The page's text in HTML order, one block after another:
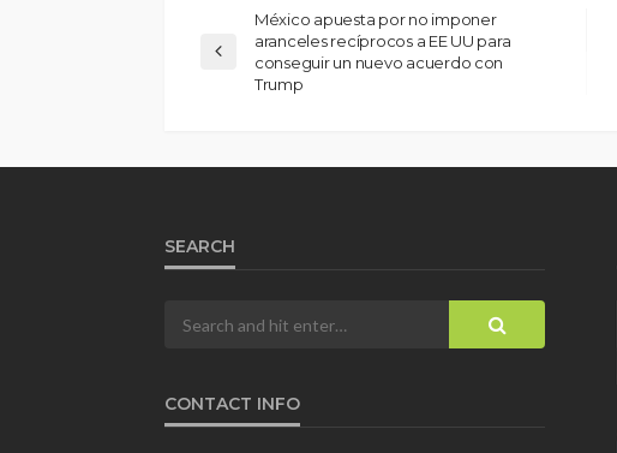
México apuesta por no imponer
aranceles recíprocos a EE UU para
conseguir un nuevo acuerdo con
Trump
SEARCH
CONTACT INFO